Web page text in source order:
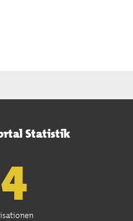
Statistik